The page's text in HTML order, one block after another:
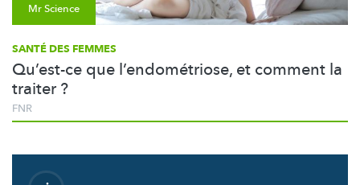
Mr Science
SANTÉ DES FEMMES
Qu’est-ce que l’endométriose, et comment la
traiter ?
FNR